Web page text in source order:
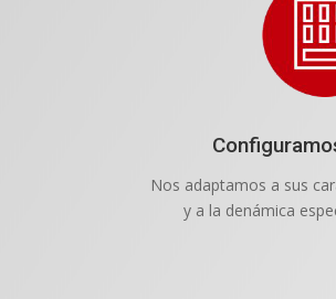
Nos adaptamos a sus
y a la denámica